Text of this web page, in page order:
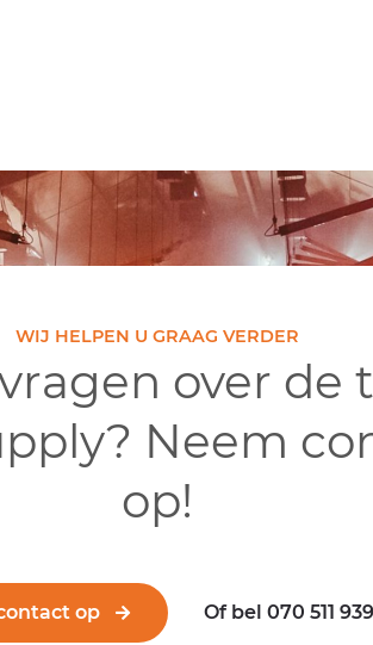
WIJ HELPEN U GRAAG VERDER
over de
Neem
op!
op Of bel 070 511